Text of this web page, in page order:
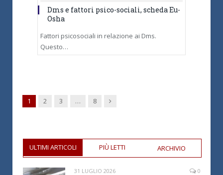
Dms e fattori psico-sociali, scheda Eu-
Osha
Fattori psicosociali in relazione ai Dms.
Questo…
1 2 3 … 8 Next
ULTIMI ARTICOLI PIÙ LETTI ARCHIVIO
31 LUGLIO 2026 0